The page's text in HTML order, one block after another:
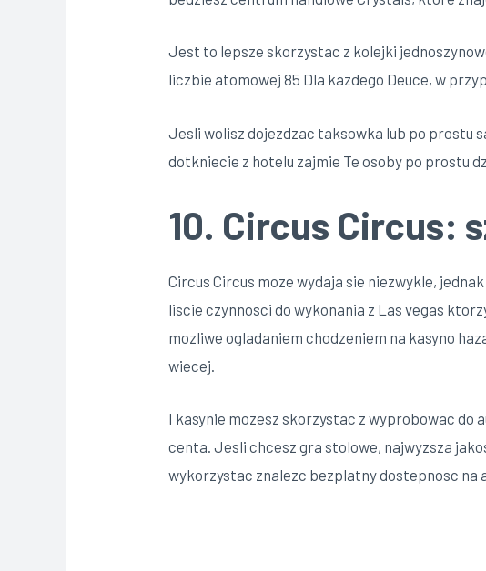
Jest to lepsze skorzystac z kolejki
liczbie atomowej 85 Dla kazdego Deuce, w
Jesli wolisz dojezdzac taksowka lub po prostu
dotkniecie z hotelu zajmie Te osoby po prostu
10. Circus Circus:
Circus Circus moze wydaja sie niezwykle,
liscie czynnosci do wykonania z Las vegas
mozliwe ogladaniem chodzeniem na kasyno
wiecej.
I kasynie mozesz skorzystac z wyprobowac do
centa. Jesli chcesz gra stolowe, najwyzsza
wykorzystac znalezc bezplatny dostepnosc na